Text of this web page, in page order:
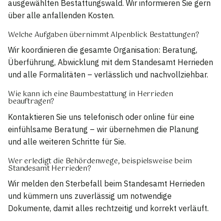
ausgewählten Bestattungswald. Wir informieren Sie gern
über alle anfallenden Kosten.
Welche Aufgaben übernimmt Alpenblick Bestattungen?
Wir koordinieren die gesamte Organisation: Beratung,
Überführung, Abwicklung mit dem Standesamt Herrieden
und alle Formalitäten – verlässlich und nachvollziehbar.
Wie kann ich eine Baumbestattung in Herrieden
beauftragen?
Kontaktieren Sie uns telefonisch oder online für eine
einfühlsame Beratung – wir übernehmen die Planung
und alle weiteren Schritte für Sie.
Wer erledigt die Behördenwege, beispielsweise beim
Standesamt Herrieden?
Wir melden den Sterbefall beim Standesamt Herrieden
und kümmern uns zuverlässig um notwendige
Dokumente, damit alles rechtzeitig und korrekt verläuft.